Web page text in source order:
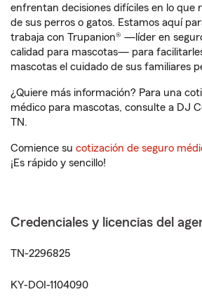
enfrentan decisiones difíciles en lo que
de sus perros o gatos. Estamos aquí
trabaja con Trupanion® —líder en
calidad para mascotas— para
mascotas el cuidado de sus familiares
¿Quiere más información? Para una
médico para mascotas, consulte a DJ
TN.
Comience su cotización de seguro
¡Es rápido y sencillo!
Credenciales y licencias del
TN-2296825
KY-DOI-1104090